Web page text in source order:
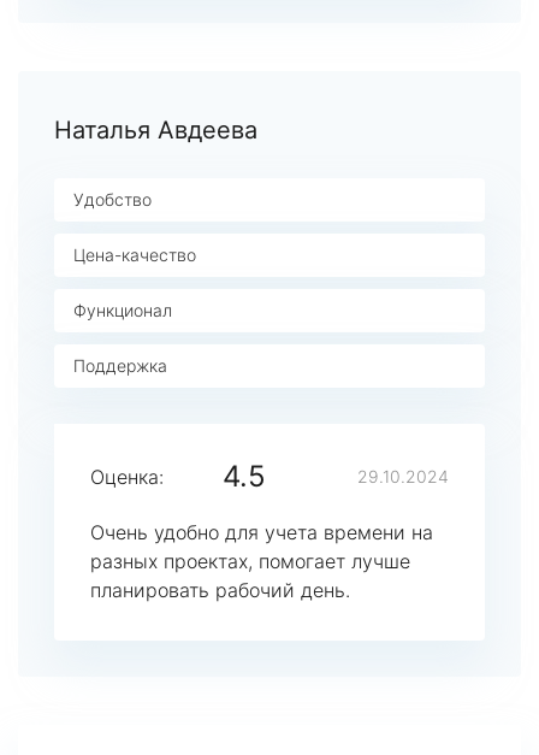
Наталья Авдеева
Удобство
Цена-качество
Функционал
Поддержка
Оценка: 4.5 29.10.2024
Очень удобно для учета времени на
разных проектах, помогает лучше
планировать рабочий день.